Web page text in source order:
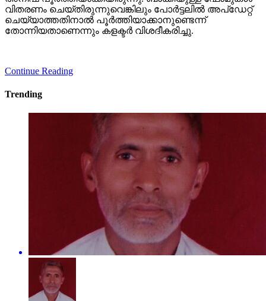
വിതരണം ചെയ്തിരുന്നുവെങ്കിലും പോര്‍ട്ടലില്‍ അപ്‌ഡേറ്റ്
ചെയ്യാത്തതിനാല്‍ പൂര്‍ത്തിയാക്കാനുണ്ടെന്ന്
തോന്നിയതാണെന്നും കളക്ടര്‍ വിശദീകരിച്ചു.
Continue Reading
Trending